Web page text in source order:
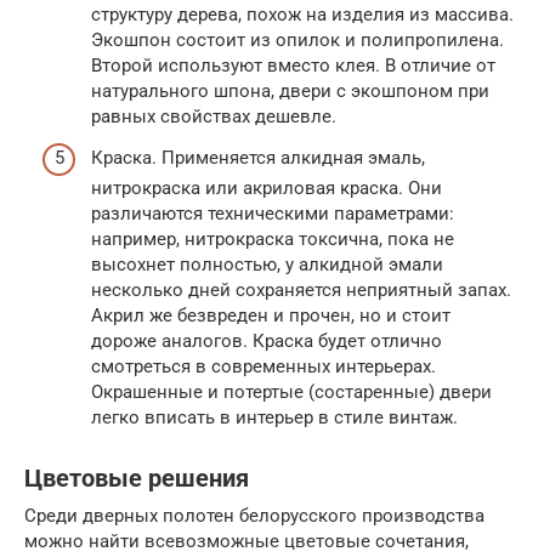
структуру дерева, похож на изделия из массива.
Экошпон состоит из опилок и полипропилена.
Второй используют вместо клея. В отличие от
натурального шпона, двери с экошпоном при
равных свойствах дешевле.
Краска. Применяется алкидная эмаль,
нитрокраска или акриловая краска. Они
различаются техническими параметрами:
например, нитрокраска токсична, пока не
высохнет полностью, у алкидной эмали
несколько дней сохраняется неприятный запах.
Акрил же безвреден и прочен, но и стоит
дороже аналогов. Краска будет отлично
смотреться в современных интерьерах.
Окрашенные и потертые (состаренные) двери
легко вписать в интерьер в стиле винтаж.
Цветовые решения
Среди дверных полотен белорусского производства
можно найти всевозможные цветовые сочетания,